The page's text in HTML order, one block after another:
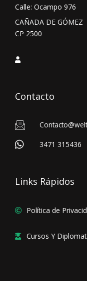
Calle: Ocampo 976
CAÑADA DE GÓMEZ
CP 2500
Contacto
3471 315436
Links Rápidos
Política de
Cursos Y